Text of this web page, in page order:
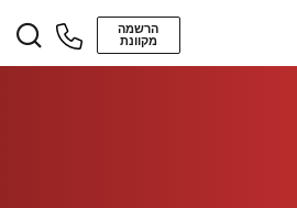
הרשמה
מקוונת